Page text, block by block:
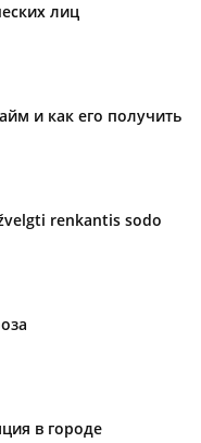
лиц
и как его получить
renkantis sodo
в городе